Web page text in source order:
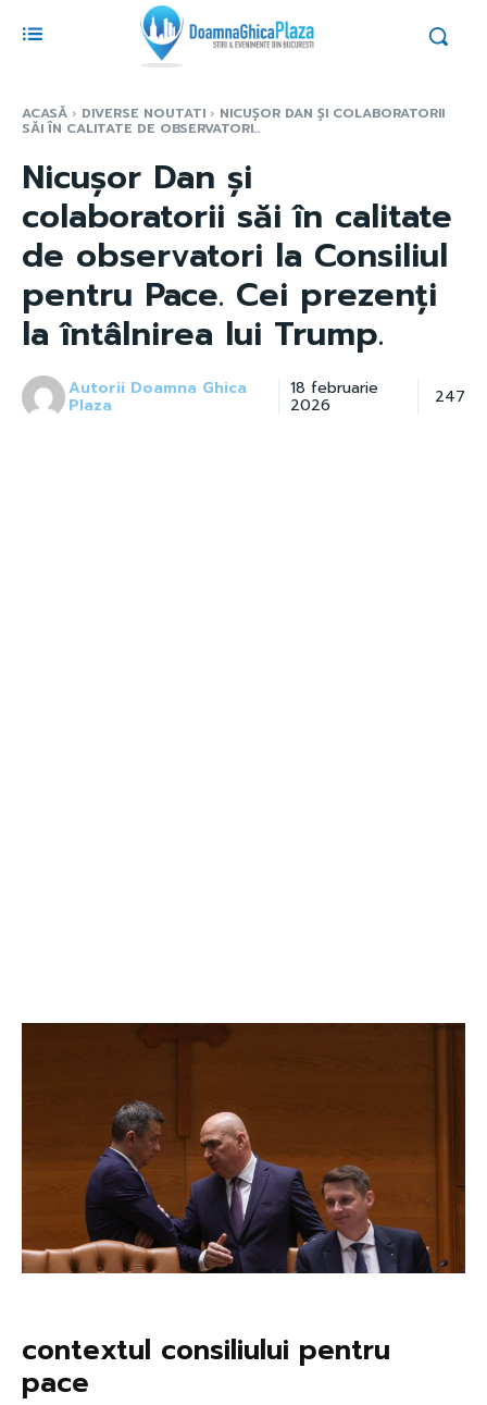
ACASĂ DIVERSE NOUTATI NICUȘOR DAN ȘI COLABORATORII
SĂI ÎN CALITATE DE OBSERVATORI...
Nicușor Dan și
colaboratorii săi în calitate
de observatori la Consiliul
pentru Pace. Cei prezenți
la întâlnirea lui Trump.
Autorii Doamna Ghica
Plaza
18 februarie
2026 247
contextul consiliului pentru
pace